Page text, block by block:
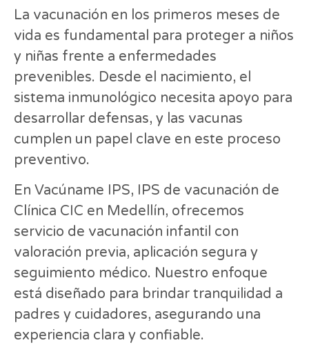
La vacunación en los primeros meses de
vida es fundamental para proteger a niños
y niñas frente a enfermedades
prevenibles. Desde el nacimiento, el
sistema inmunológico necesita apoyo para
desarrollar defensas, y las vacunas
cumplen un papel clave en este proceso
preventivo.
En Vacúname IPS, IPS de vacunación de
Clínica CIC en Medellín, ofrecemos
servicio de vacunación infantil con
valoración previa, aplicación segura y
seguimiento médico. Nuestro enfoque
está diseñado para brindar tranquilidad a
padres y cuidadores, asegurando una
experiencia clara y confiable.